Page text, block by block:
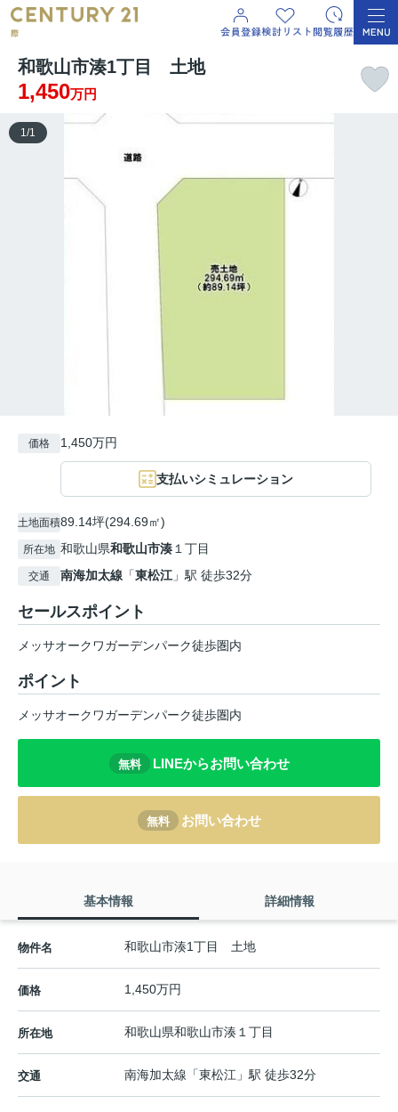
和歌山市湊1丁目 土地
1,450万円
1/1
価格 1,450万円
支払いシミュレーション
土地面積89.14坪(294.69㎡)
所在地 和歌山県和歌山市湊１丁目
交通 南海加太線 「東松江」駅 徒歩32分
セールスポイント
メッサオークワガーデンパーク徒歩圏内
ポイント
メッサオークワガーデンパーク徒歩圏内
無料 LINEからお問い合わせ
無料 お問い合わせ
基本情報 詳細情報
物件名 和歌山市湊1丁目 土地
価格 1,450万円
所在地 和歌山県和歌山市湊１丁目
交通 南海加太線 「東松江 」駅 徒歩32分